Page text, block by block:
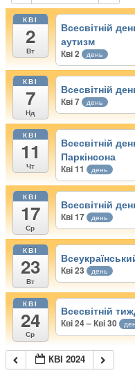
КВІ
2
Вт
Всесвітній
аутизм
Кві 2 день
КВІ
7
Нд
Всесвітній
Кві 7 день
КВІ
11
Чт
Всесвітній
Паркінсона
Кві 11 день
КВІ
17
Ср
Всесвітній
Кві 17 день
КВІ
23
Вт
Кві 23 день
КВІ
24
Ср
Всесвітній
Кві 24 – Кві 30
КВІ 2024